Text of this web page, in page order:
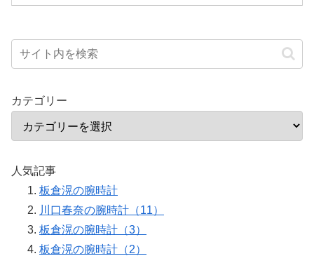
カテゴリー
人気記事
板倉滉の腕時計
川口春奈の腕時計（11）
板倉滉の腕時計（3）
板倉滉の腕時計（2）